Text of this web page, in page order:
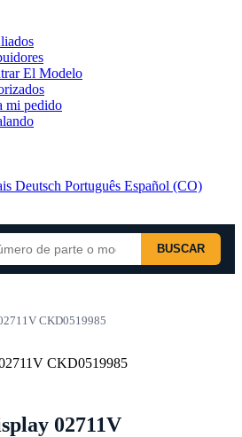
El Modelo
mi pedido
Deutsch Português Español (CO)
BUSCAR
CKD0519985
02711V